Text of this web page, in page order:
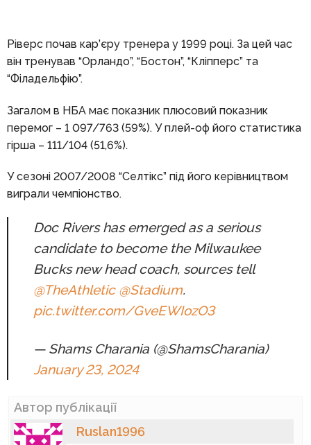
Ріверс почав кар’єру тренера у 1999 році. За цей час
він тренував “Орландо”, “Бостон”, “Кліпперс” та
“Філадельфію”.
Загалом в НБА має показник плюсовий показник
перемог – 1 097/763 (59%). У плей-оф його статистика
гірша – 111/104 (51,6%).
У сезоні 2007/2008 “Селтікс” під його керівництвом
виграли чемпіонство.
Doc Rivers has emerged as a serious
candidate to become the Milwaukee
Bucks new head coach, sources tell
@TheAthletic @Stadium.
pic.twitter.com/GveEWIozO3
— Shams Charania (@ShamsCharania)
January 23, 2024
Автор публікації
Ruslan1996